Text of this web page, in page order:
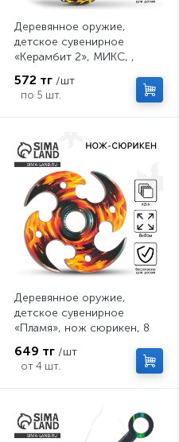
Деревянное оружие,
детское сувенирное
«Керамбит 2», МИКС, ,
572 тг /шт
по 5 шт.
Деревянное оружие,
детское сувенирное
«Пламя», нож сюрикен, 8
649 тг /шт
от 4 шт.